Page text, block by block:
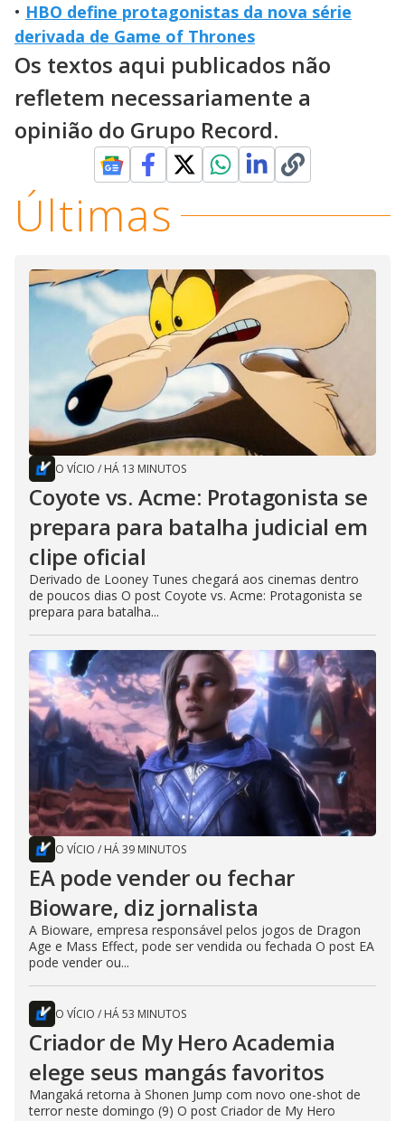
• HBO define protagonistas da nova série
derivada de Game of Thrones
Os textos aqui publicados não
refletem necessariamente a
opinião do Grupo Record.
Últimas
O VÍCIO / HÁ 13 MINUTOS
Coyote vs. Acme: Protagonista se
prepara para batalha judicial em
clipe oficial
Derivado de Looney Tunes chegará aos cinemas dentro
de poucos dias O post Coyote vs. Acme: Protagonista se
prepara para batalha...
O VÍCIO / HÁ 39 MINUTOS
EA pode vender ou fechar
Bioware, diz jornalista
A Bioware, empresa responsável pelos jogos de Dragon
Age e Mass Effect, pode ser vendida ou fechada O post EA
pode vender ou...
O VÍCIO / HÁ 53 MINUTOS
Criador de My Hero Academia
elege seus mangás favoritos
Mangaká retorna à Shonen Jump com novo one-shot de
terror neste domingo (9) O post Criador de My Hero